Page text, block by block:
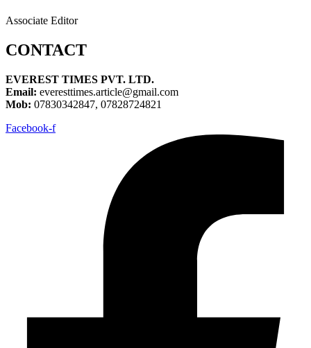
Associate Editor
CONTACT
EVEREST TIMES PVT. LTD.
Email: everesttimes.article@gmail.com
Mob: 07830342847, 07828724821
Facebook-f